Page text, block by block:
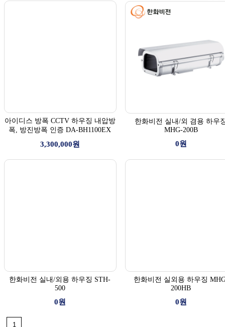
아이디스 방폭 CCTV 하우징 내압방
폭, 방진방폭 인증 DA-BH1100EX
3,300,000원
한화비전 실내/외 겸용 하우
MHG-200B
0원
한화비전 실내/외용 하우징 STH-
500
0원
한화비전 실외용 하우징
200HB
0원